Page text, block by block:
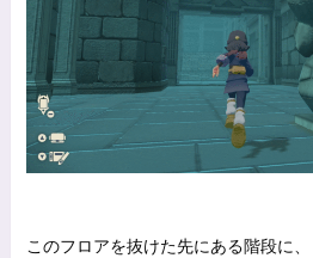
このフロアを抜けた先にある階段に、